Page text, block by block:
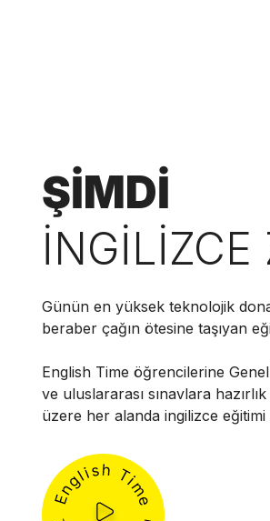
ŞİMDİ
Günün en yüksek teknolojik
beraber çağın ötesine taşıyan
English Time öğrencilerine
ve uluslararası sınavlara
üzere her alanda ingilizce eğitimi